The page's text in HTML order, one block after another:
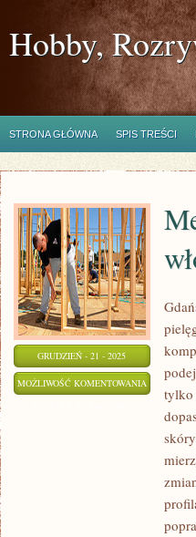
Hobby,
STRONA GŁÓWNA SPIS TREŚCI
GRUDZIEŃ - 21 - 2025
MOŻLIWOŚĆ KOMENTOWANIA MEDYCYNA
ESTETYCZNA
tylko